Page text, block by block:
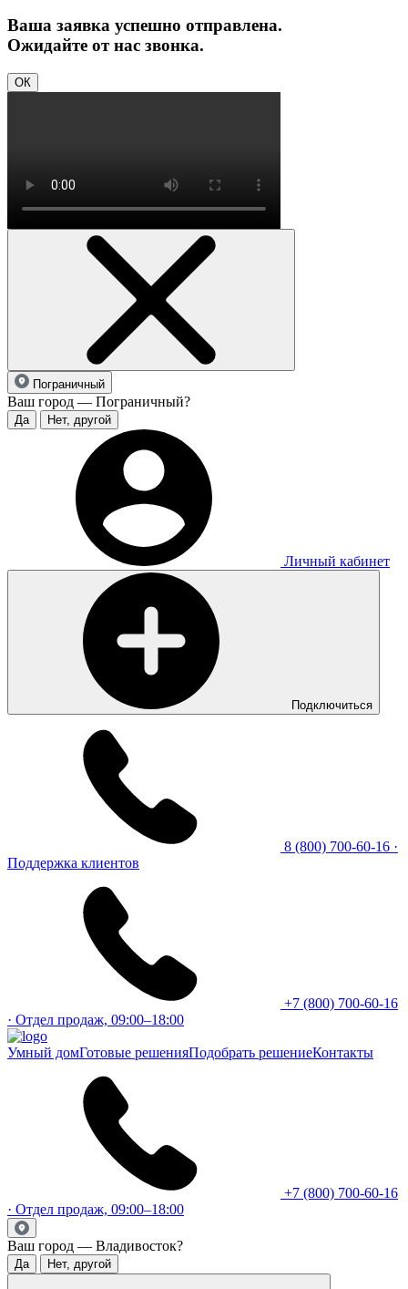
Ваша заявка успешно отправлена.
Ожидайте от нас звонка.
ОК
Пограничный
Ваш город — Пограничный?
Да Нет, другой
Личный кабинет
Подключиться
8 (800) 700-60-16 ·
Поддержка клиентов
+7 (800) 700-60-16
· Отдел продаж, 09:00–18:00
Умный домГотовые решенияПодобрать решениеКонтакты
+7 (800) 700-60-16
· Отдел продаж, 09:00–18:00
Ваш город — Владивосток?
Да Нет, другой